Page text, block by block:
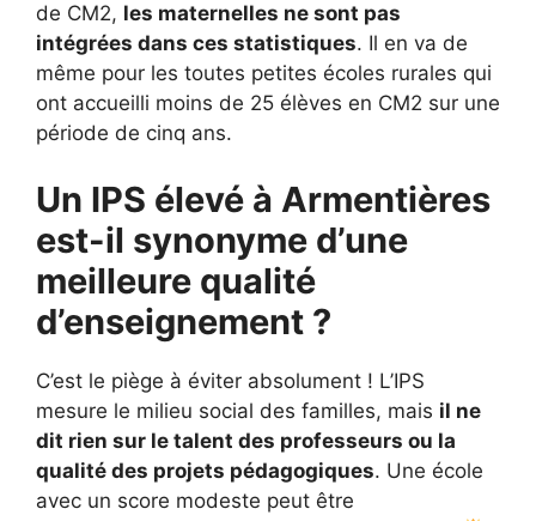
de CM2, les maternelles ne sont pas
intégrées dans ces statistiques. Il en va de
même pour les toutes petites écoles rurales qui
ont accueilli moins de 25 élèves en CM2 sur une
période de cinq ans.
Un IPS élevé à Armentières
est-il synonyme d’une
meilleure qualité
d’enseignement ?
C’est le piège à éviter absolument ! L’IPS
mesure le milieu social des familles, mais il ne
dit rien sur le talent des professeurs ou la
qualité des projets pédagogiques. Une école
avec un score modeste peut être